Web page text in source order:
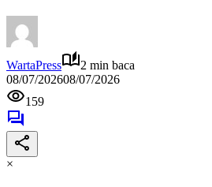
WartaPress
2 min baca
08/07/202608/07/2026
159
×